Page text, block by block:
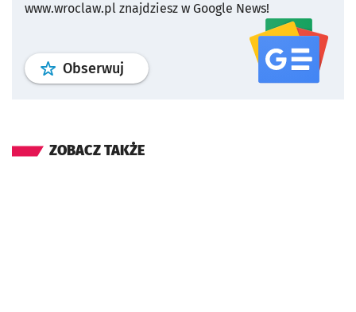
www.wroclaw.pl znajdziesz w Google News!
Obserwuj profil serwisu
ZOBACZ TAKŻE